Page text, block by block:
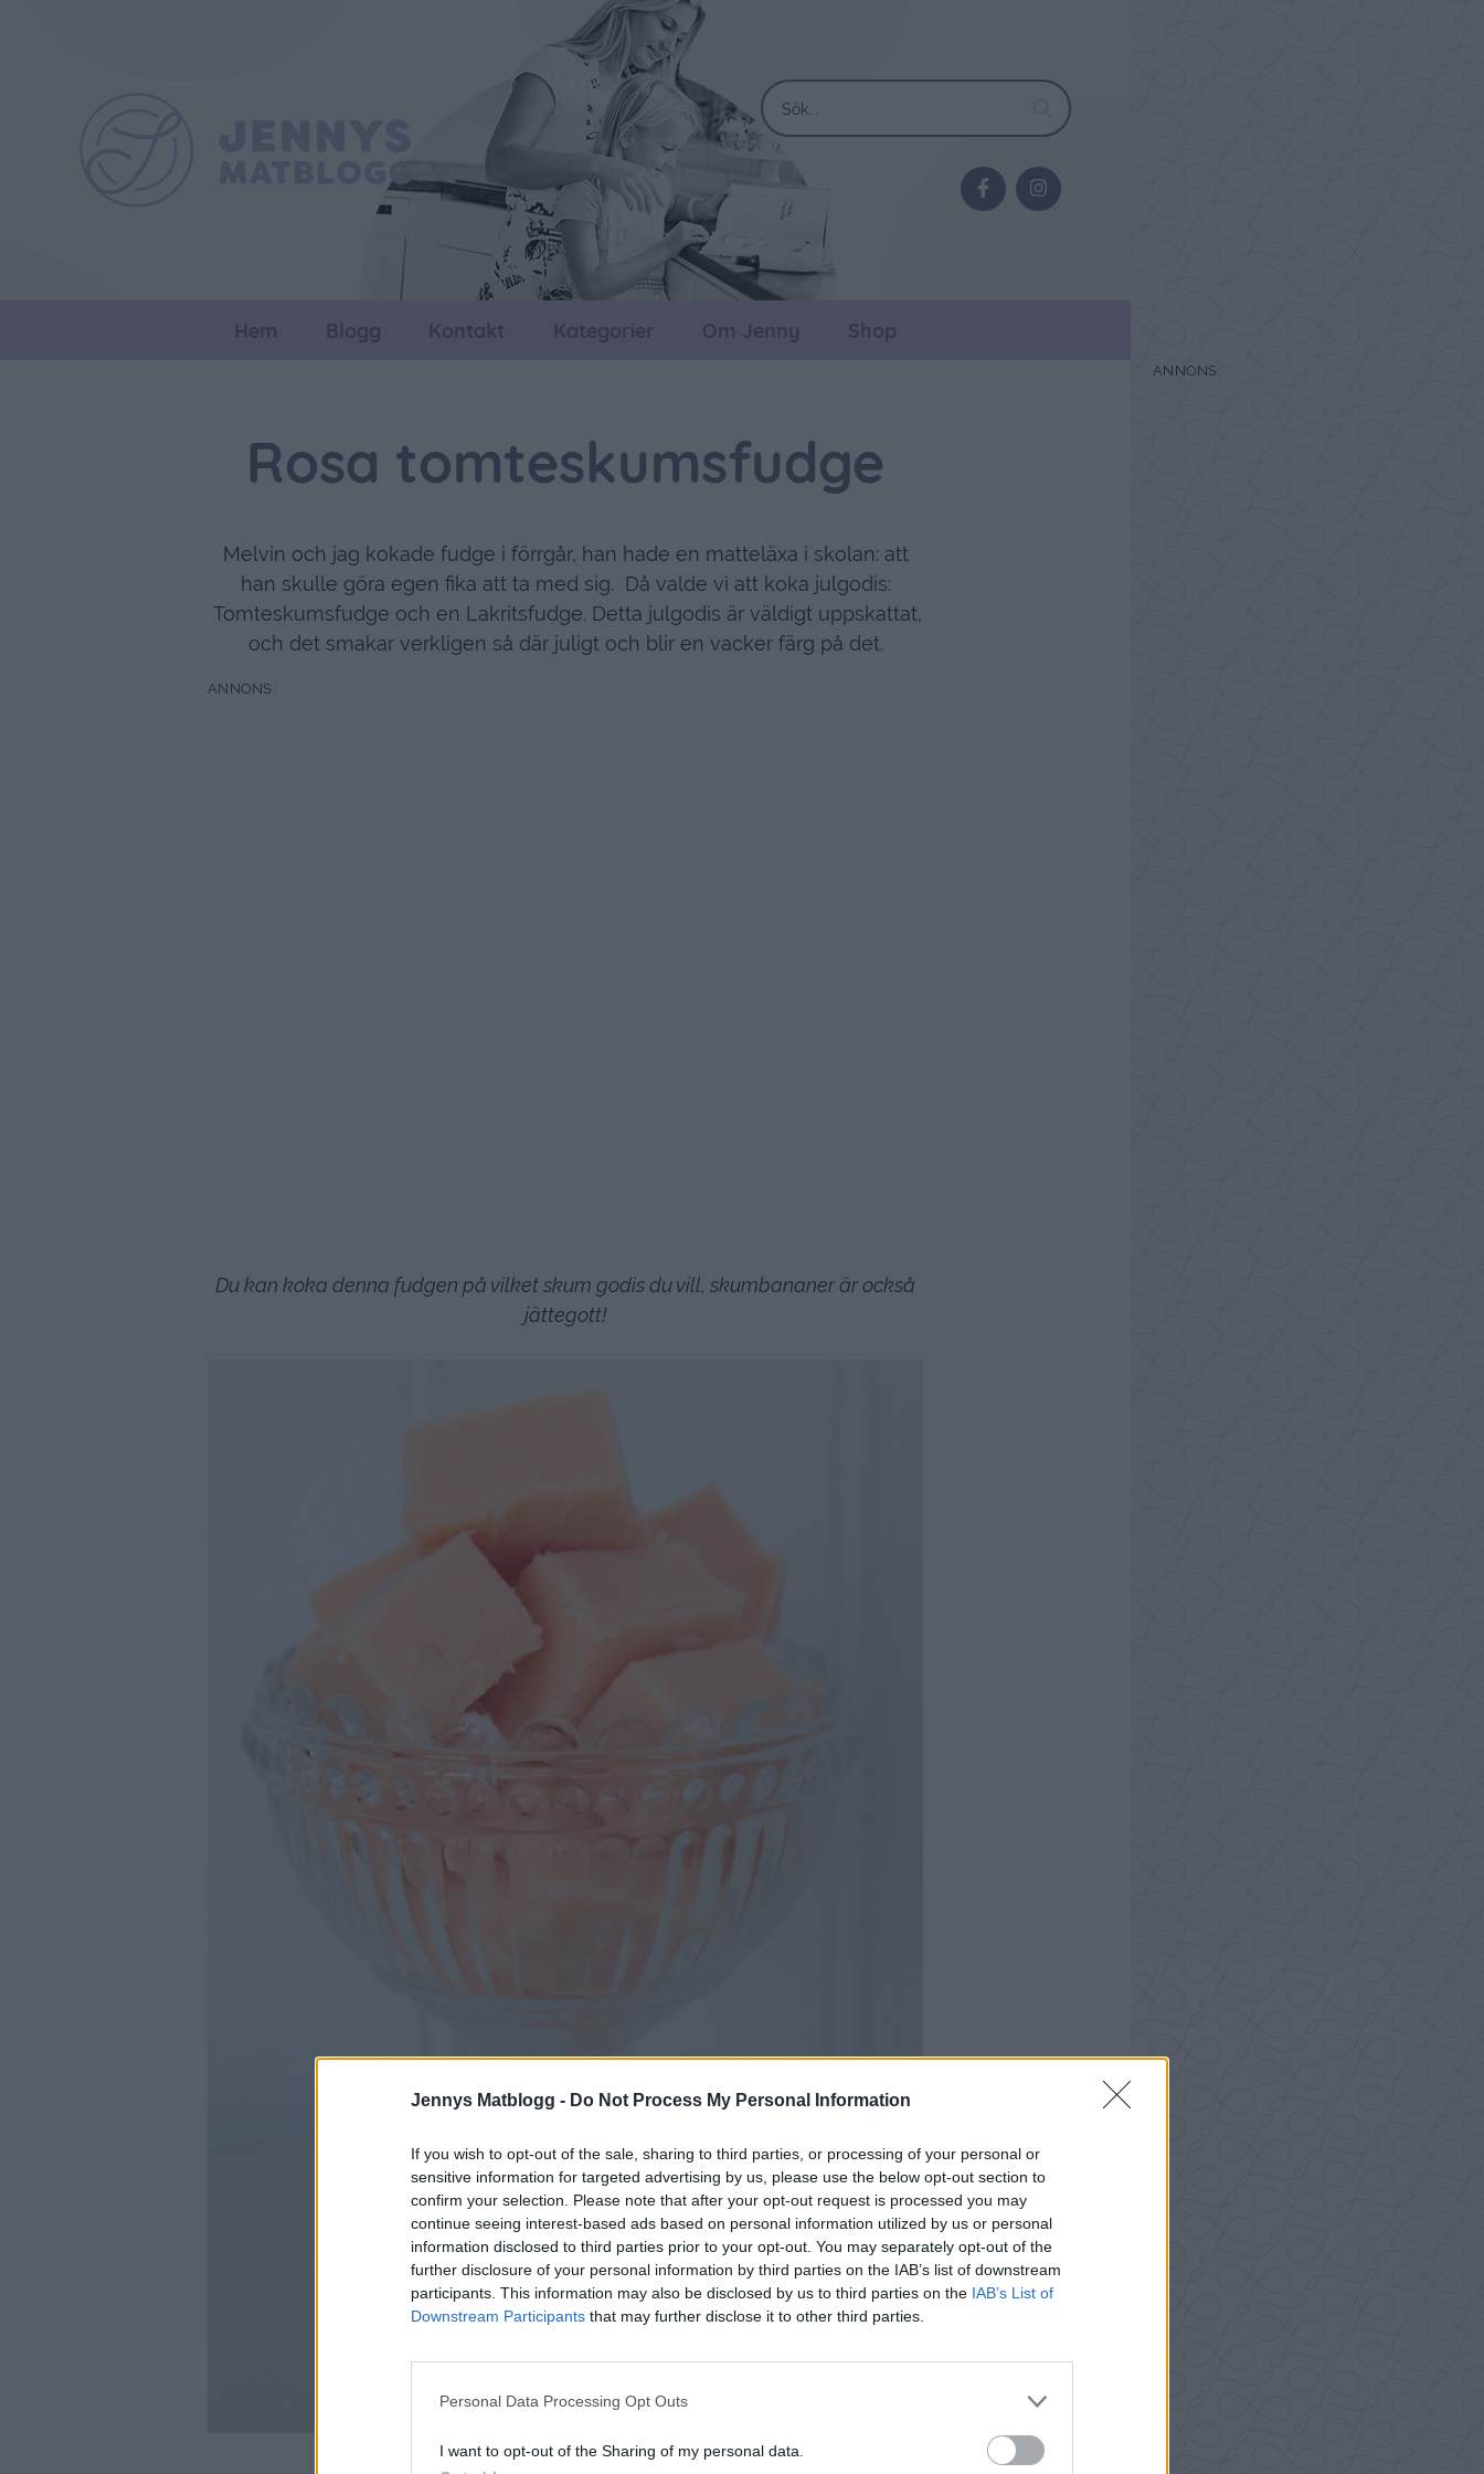
Jennys Matblogg - Do Not Process My Personal Information
If you wish to opt-out of the sale, sharing to third parties, or processing of your personal or
sensitive information for targeted advertising by us, please use the below opt-out section to
confirm your selection. Please note that after your opt-out request is processed you may
continue seeing interest-based ads based on personal information utilized by us or personal
information disclosed to third parties prior to your opt-out. You may separately opt-out of the
further disclosure of your personal information by third parties on the IAB’s list of downstream
participants. This information may also be disclosed by us to third parties on the IAB’s List of
Downstream Participants that may further disclose it to other third parties.
Personal Data Processing Opt Outs
I want to opt-out of the Sharing of my personal data.
Hem Blogg Kontakt Kategorier Om Jenny Shop
Rosa tomteskumsfudge
Melvin och jag kokade fudge i förrgår, han hade en matteläxa i skolan: att
han skulle göra egen fika att ta med sig. Då valde vi att koka julgodis:
Tomteskumsfudge och en Lakritsfudge. Detta julgodis är väldigt uppskattat,
och det smakar verkligen så där juligt och blir en vacker färg på det.
Du kan koka denna fudgen på vilket skum godis du vill, skumbananer är också
jättegott!
Det här behövs till tomteskum fudge :